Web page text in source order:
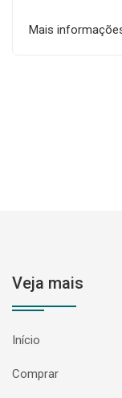
Mais
Veja mais
Início
Comprar